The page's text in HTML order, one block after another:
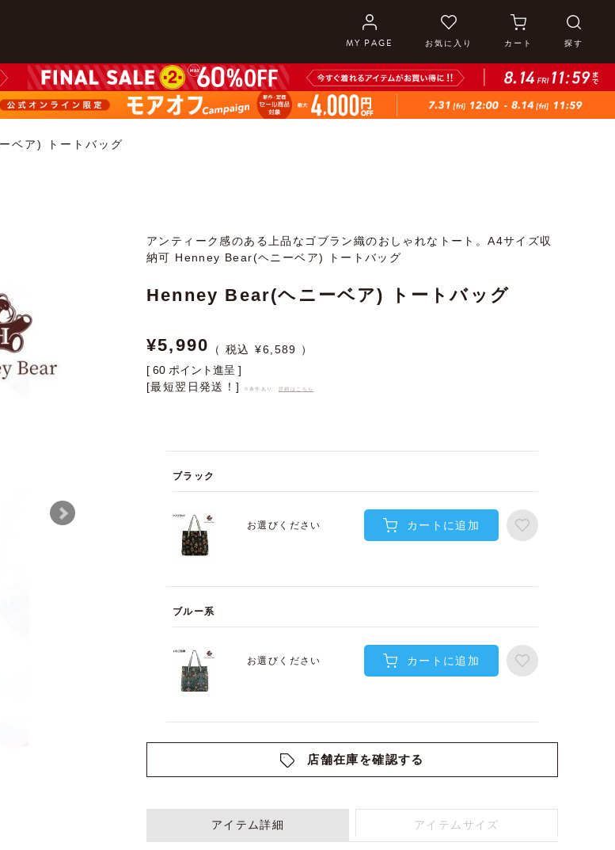
MY PAGE お気に入り カート 探す
ベア) トートバッグ
アンティーク感のある上品なゴブラン織のおしゃれなトート。A4サイズ収
納可 Henney Bear(ヘニーベア) トートバッグ
Henney Bear(ヘニーベア) トートバッグ
¥5,990 ¥6,589
[ 60 ポイント進呈 ]
[最短翌日発送！]
※条件あり、 詳細はこちら
ブラック
お選びください カートに追加
ブルー系
お選びください カートに追加
店舗在庫を確認する
アイテム詳細 アイテムサイズ